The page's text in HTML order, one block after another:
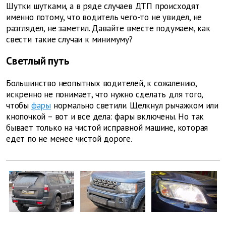
Шутки шутками, а в ряде случаев ДТП происходят
именно потому, что водитель чего-то не увидел, не
разглядел, не заметил. Давайте вместе подумаем, как
свести такие случаи к минимуму?
Светлый путь
Большинство неопытных водителей, к сожалению,
искренно не понимает, что нужно сделать для того,
чтобы фары нормально светили. Щелкнул рычажком или
кнопочкой – вот и все дела: фары включены. Но так
бывает только на чистой исправной машине, которая
едет по не менее чистой дороге.